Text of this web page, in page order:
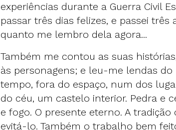
experiências durante a Guerra Civil
passar três dias felizes, e passei três
quanto me lembro dela agora...
Também me contou as suas
às personagens; e leu-me lendas do
tempo, fora do espaço, num dos
do céu, um castelo interior. Pedra e
e fogo. O presente eterno. A
evitá-lo. Também o trabalho bem